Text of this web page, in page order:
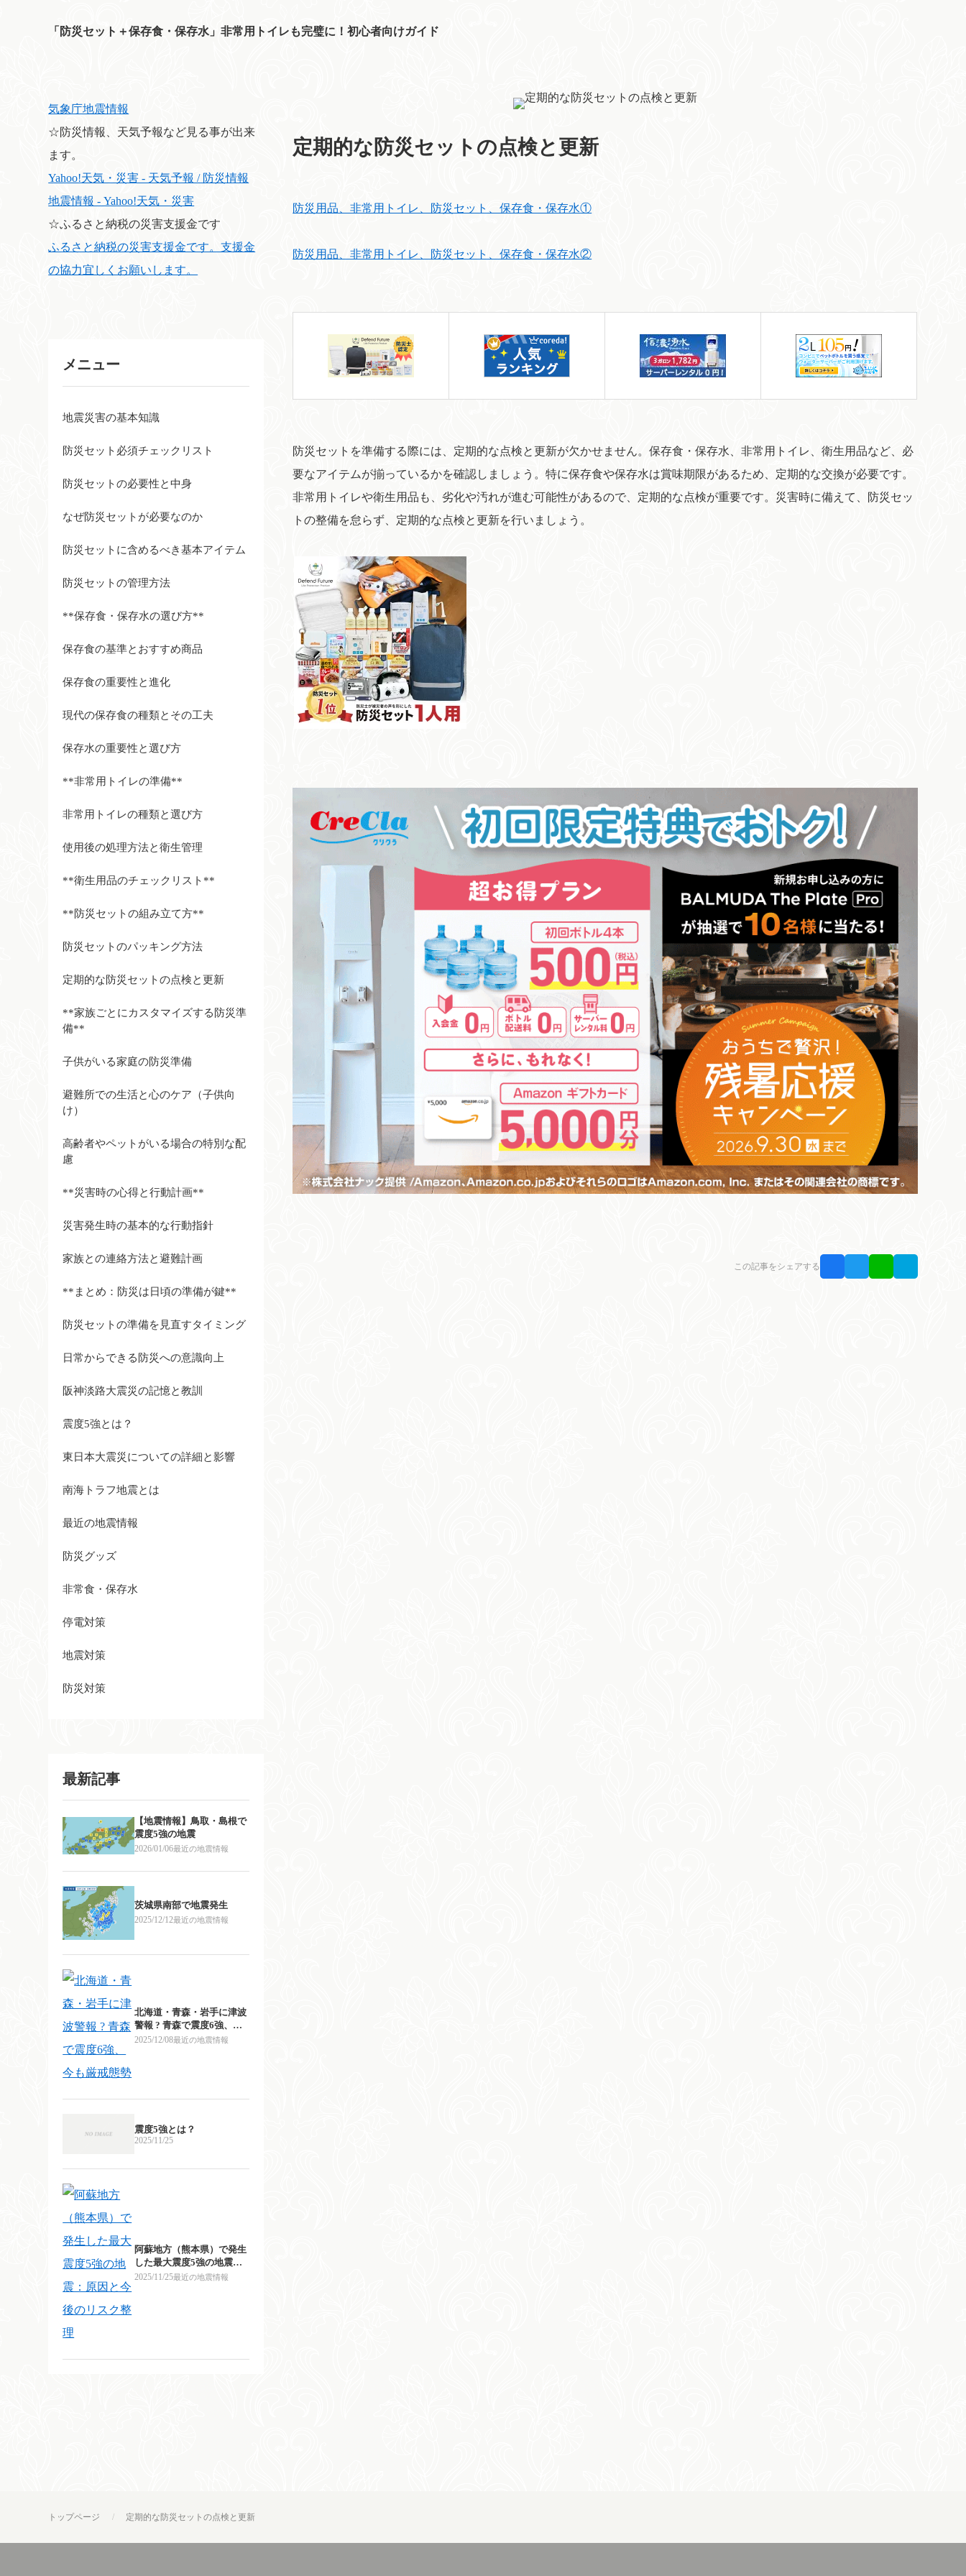
「防災セット＋保存食・保存水」非常用トイレも完璧に！初心者向けガイド
定期的な防災セットの点検と更新
防災用品、非常用トイレ、防災セット、保存食・保存水①
防災用品、非常用トイレ、防災セット、保存食・保存水②
防災セットを準備する際には、定期的な点検と更新が欠かせません。保存食・保存水、非常用トイレ、衛生用品など、必
要なアイテムが揃っているかを確認しましょう。特に保存食や保存水は賞味期限があるため、定期的な交換が必要です。
非常用トイレや衛生用品も、劣化や汚れが進む可能性があるので、定期的な点検が重要です。災害時に備えて、防災セッ
トの整備を怠らず、定期的な点検と更新を行いましょう。
この記事をシェアする
気象庁地震情報
☆防災情報、天気予報など見る事が出来
ます。
Yahoo!天気・災害 - 天気予報 / 防災情報
地震情報 - Yahoo!天気・災害
☆ふるさと納税の災害支援金です
ふるさと納税の災害支援金です。支援金
の協力宜しくお願いします。
メニュー
地震災害の基本知識
防災セット必須チェックリスト
防災セットの必要性と中身
なぜ防災セットが必要なのか
防災セットに含めるべき基本アイテム
防災セットの管理方法
**保存食・保存水の選び方**
保存食の基準とおすすめ商品
保存食の重要性と進化
現代の保存食の種類とその工夫
保存水の重要性と選び方
**非常用トイレの準備**
非常用トイレの種類と選び方
使用後の処理方法と衛生管理
**衛生用品のチェックリスト**
**防災セットの組み立て方**
防災セットのパッキング方法
定期的な防災セットの点検と更新
**家族ごとにカスタマイズする防災準
備**
子供がいる家庭の防災準備
避難所での生活と心のケア（子供向
け）
高齢者やペットがいる場合の特別な配
慮
**災害時の心得と行動計画**
災害発生時の基本的な行動指針
家族との連絡方法と避難計画
**まとめ：防災は日頃の準備が鍵**
防災セットの準備を見直すタイミング
日常からできる防災への意識向上
阪神淡路大震災の記憶と教訓
震度5強とは？
東日本大震災についての詳細と影響
南海トラフ地震とは
最近の地震情報
防災グッズ
非常食・保存水
停電対策
地震対策
防災対策
最新記事
【地震情報】鳥取・島根で
震度5強の地震
2026/01/06最近の地震情報
茨城県南部で地震発生
2025/12/12最近の地震情報
北海道・青森・岩手に津波
警報 ? 青森で震度6強、今
も厳戒態勢
2025/12/08最近の地震情報
震度5強とは？
2025/11/25
阿蘇地方（熊本県）で発生
した最大震度5強の地震：
原因と今後のリスク整理
2025/11/25最近の地震情報
トップページ 定期的な防災セットの点検と更新